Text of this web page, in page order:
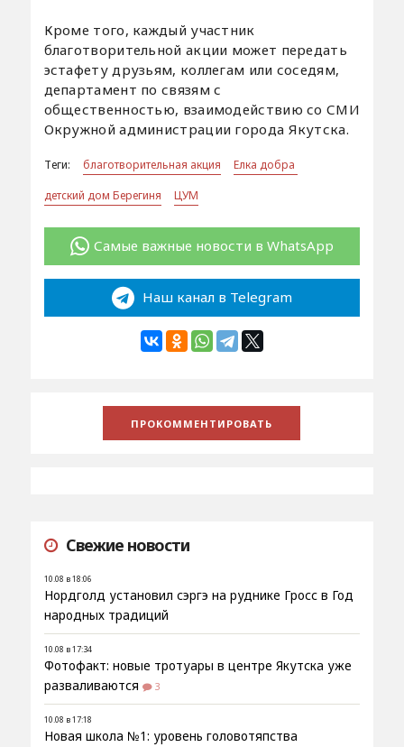
Кроме того, каждый участник
благотворительной акции может передать
эстафету друзьям, коллегам или соседям,
департамент по связям с
общественностью, взаимодействию со СМИ
Окружной администрации города Якутска.
Теги: благотворительная акция
Елка добра
детский дом Берегиня
ЦУМ
Самые важные новости в WhatsApp
Наш канал в Telegram
Свежие новости
10.08 в 18:06
Нордголд установил сэргэ на руднике Гросс в Год
народных традиций
10.08 в 17:34
Фотофакт: новые тротуары в центре Якутска уже
разваливаются
3
10.08 в 17:18
Новая школа №1: уровень головотяпства